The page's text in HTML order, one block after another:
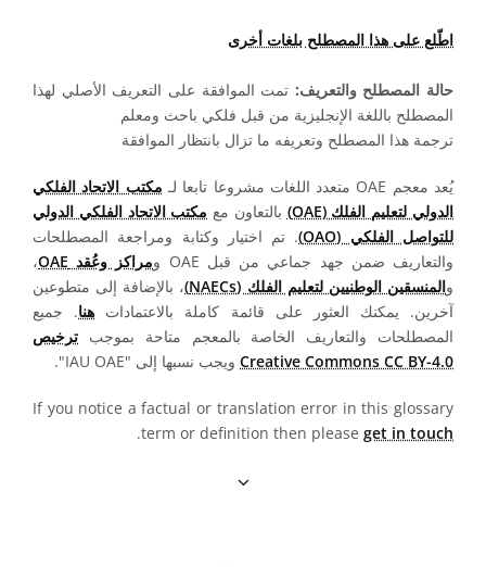
اطّلع على هذا المصطلح بلغات أخرى
حالة المصطلح والتعريف: تمت الموافقة على التعريف الأصلي لهذا
المصطلح باللغة الإنجليزية من قبل فلكي باحث ومعلم
ترجمة هذا المصطلح وتعريفه ما تزال بانتظار الموافقة
يُعد معجم OAE متعدد اللغات مشروعا تابعا لـ
مكتب الاتحاد الفلكي
الدولي لتعليم الفلك (OAE)
بالتعاون مع مكتب الاتحاد الفلكي الدولي
للتواصل الفلكي (OAO)
. تم اختيار وكتابة ومراجعة المصطلحات
والتعاريف ضمن جهد جماعي من قبل OAE و
مراكز وعُقد OAE
،
والمنسقين الوطنيين لتعليم الفلك (NAECs)
، بالإضافة إلى متطوعين
آخرين. يمكنك العثور على قائمة كاملة بالاعتمادات هنا. جميع
المصطلحات والتعاريف الخاصة بالمعجم متاحة بموجب ترخيص
Creative Commons CC BY-4.0 ويجب نسبها إلى "IAU OAE".
If you notice a factual or translation error in this glossary
term or definition then please get in touch
.